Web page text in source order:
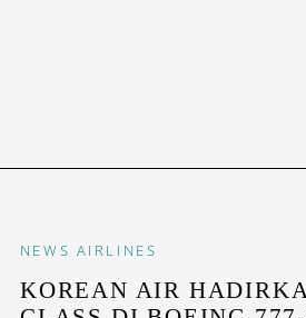
NEWS AIRLINES
KOREAN AIR